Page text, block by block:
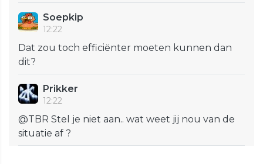
Soepkip
12:22
Dat zou toch efficiënter moeten kunnen dan
dit?
Prikker
12:22
@TBR Stel je niet aan.. wat weet jij nou van de
situatie af ?